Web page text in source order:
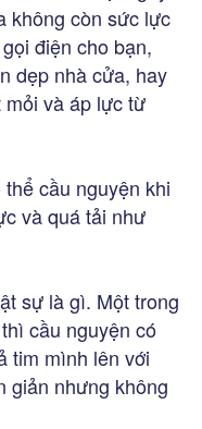
không còn sức lực
điện cho bạn,
dẹp nhà cửa, hay
và áp lực từ
cầu nguyện khi
và quá tải như
sự là gì. Một trong
cầu nguyện có
tim mình lên với
giản nhưng không